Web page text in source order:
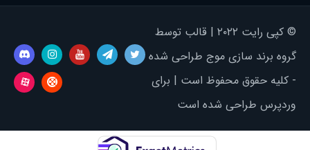
© کپی رایت ۲۰۲۲ | قالب توسط
گروه برند سازی موج طراحی شده
- کلیه حقوق محفوظ است | برای
وردپرس طراحی شده است